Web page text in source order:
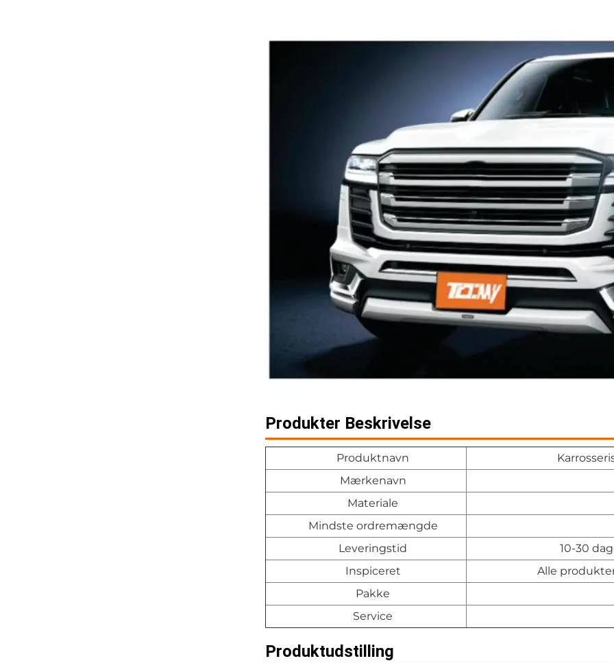
Produkter Beskrivelse
Produktnavn
Mærkenavn
Materiale
Mindste ordremængde
Leveringstid
10-30
Inspiceret
Alle
Pakke
Service
Produktudstilling